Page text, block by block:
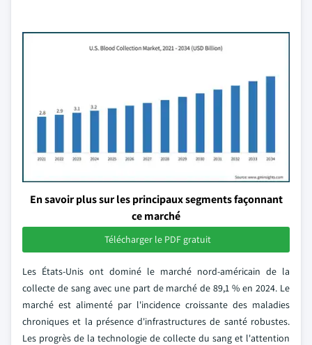
En savoir plus sur les principaux segments façonnant
ce marché
Télécharger le PDF gratuit
Les États-Unis ont dominé le marché nord-américain de la
collecte de sang avec une part de marché de 89,1 % en 2024. Le
marché est alimenté par l'incidence croissante des maladies
chroniques et la présence d'infrastructures de santé robustes.
Les progrès de la technologie de collecte du sang et l'attention